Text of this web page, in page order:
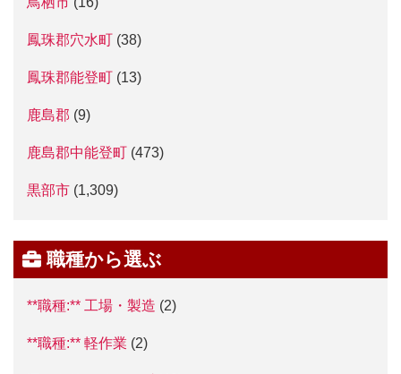
鳳珠郡穴水町 (38)
鳳珠郡能登町 (13)
鹿島郡 (9)
鹿島郡中能登町 (473)
黒部市 (1,309)
職種から選ぶ
**職種:** 工場・製造 (2)
**職種:** 軽作業 (2)